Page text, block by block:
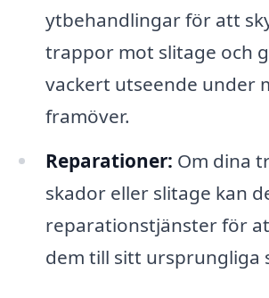
ytbehandlingar för att
trappor mot slitage och
vackert utseende under
framöver.
Reparationer: Om dina
skador eller slitage kan
reparationstjänster för
dem till sitt ursprungliga